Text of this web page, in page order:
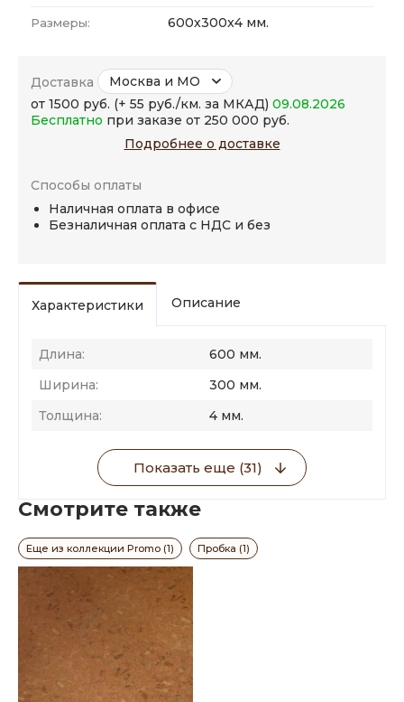
Размеры: 600x300x4 мм.
Доставка
Москва и МО
от 1500 руб. (+ 55 руб./км. за МКАД) 09.08.2026
Бесплатно при заказе от 250 000 руб.
Подробнее о доставке
Способы оплаты
Наличная оплата в офисе
Безналичная оплата с НДС и без
Характеристики Описание
Длина:
600 мм.
Ширина:
300 мм.
Толщина:
4 мм.
Показать еще (31)
Смотрите также
Еще из коллекции Promo (1) Пробка (1)